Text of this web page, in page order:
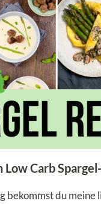
Low Carb
bekommst du meine